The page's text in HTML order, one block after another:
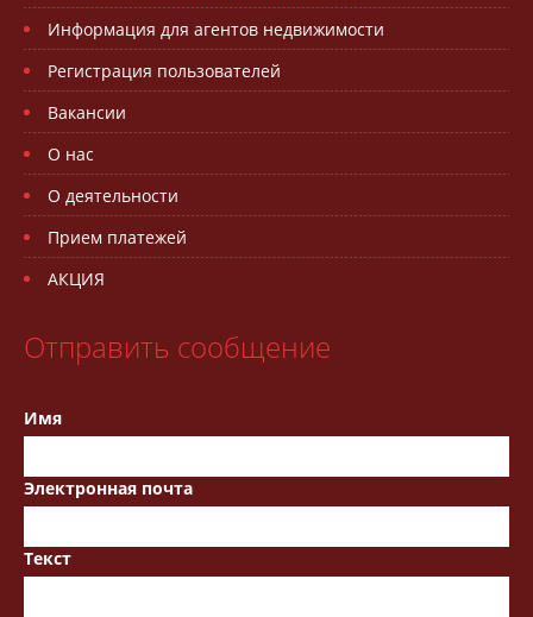
Информация для агентов недвижимости
Регистрация пользователей
Вакансии
О нас
О деятельности
Прием платежей
АКЦИЯ
Отправить сообщение
Имя
Электронная почта
Текст